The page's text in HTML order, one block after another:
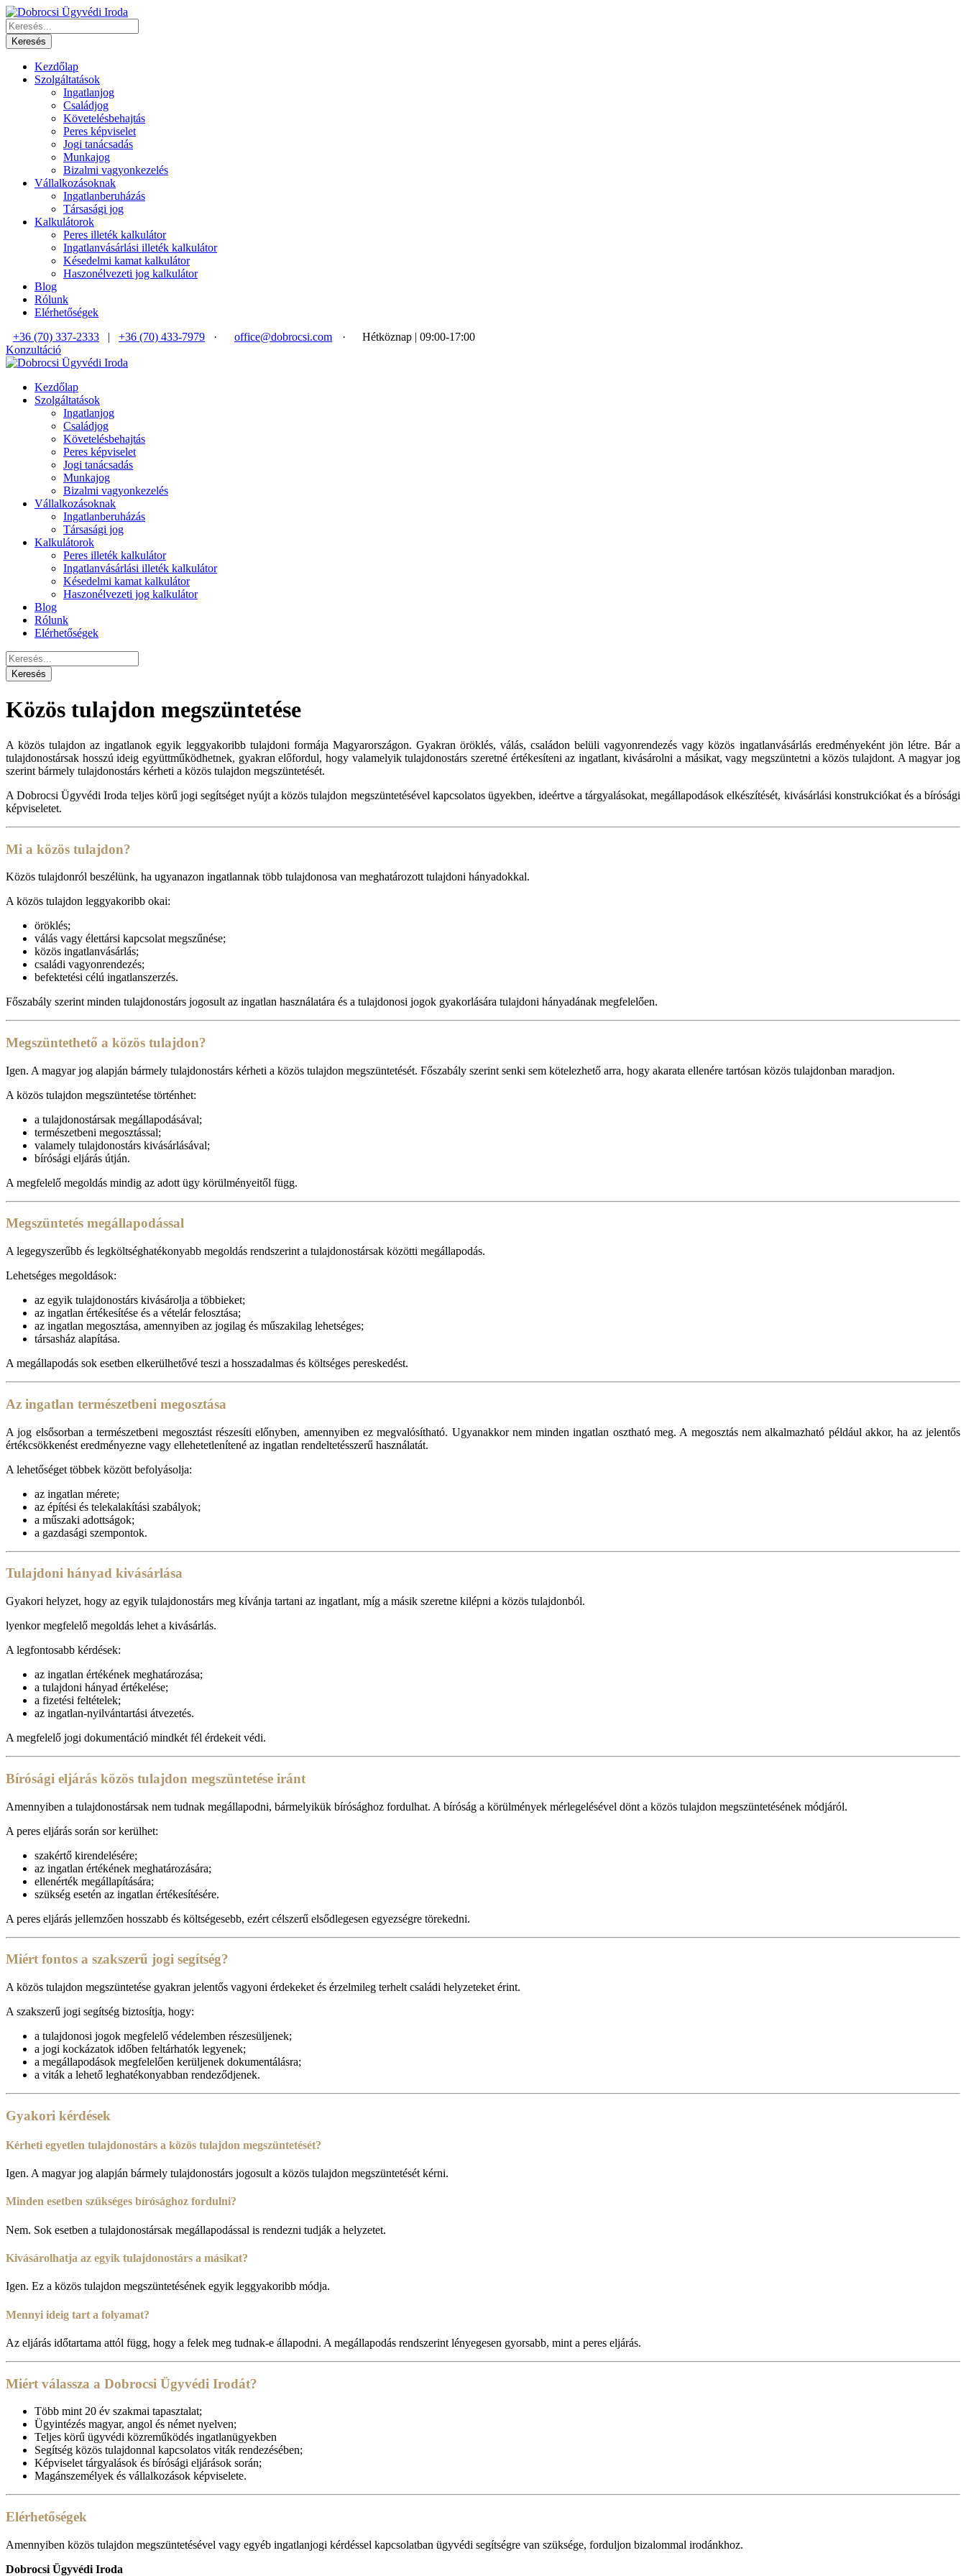
Kezdőlap
Szolgáltatások
Ingatlanjog
Családjog
Követelésbehajtás
Peres képviselet
Jogi tanácsadás
Munkajog
Bizalmi vagyonkezelés
Vállalkozásoknak
Ingatlanberuházás
Társasági jog
Kalkulátorok
Peres illeték kalkulátor
Ingatlanvásárlási illeték kalkulátor
Késedelmi kamat kalkulátor
Haszonélvezeti jog kalkulátor
Blog
Rólunk
Elérhetőségek
+36 (70) 337-2333
| +36 (70) 433-7979 · office@dobrocsi.com ·
Hétköznap | 09:00-17:00
Konzultáció
Kezdőlap
Szolgáltatások
Ingatlanjog
Családjog
Követelésbehajtás
Peres képviselet
Jogi tanácsadás
Munkajog
Bizalmi vagyonkezelés
Vállalkozásoknak
Ingatlanberuházás
Társasági jog
Kalkulátorok
Peres illeték kalkulátor
Ingatlanvásárlási illeték kalkulátor
Késedelmi kamat kalkulátor
Haszonélvezeti jog kalkulátor
Blog
Rólunk
Elérhetőségek
Közös tulajdon megszüntetése
A közös tulajdon az ingatlanok egyik leggyakoribb tulajdoni formája Magyarországon. Gyakran öröklés, válás, családon belüli vagyonrendezés vagy közös ingatlanvásárlás eredményeként jön létre. Bár a
tulajdonostársak hosszú ideig együttműködhetnek, gyakran előfordul, hogy valamelyik tulajdonostárs szeretné értékesíteni az ingatlant, kivásárolni a másikat, vagy megszüntetni a közös tulajdont. A magyar jog
szerint bármely tulajdonostárs kérheti a közös tulajdon megszüntetését.
A Dobrocsi Ügyvédi Iroda teljes körű jogi segítséget nyújt a közös tulajdon megszüntetésével kapcsolatos ügyekben, ideértve a tárgyalásokat, megállapodások elkészítését, kivásárlási konstrukciókat és a bírósági
képviseletet.
Mi a közös tulajdon?
Közös tulajdonról beszélünk, ha ugyanazon ingatlannak több tulajdonosa van meghatározott tulajdoni hányadokkal.
A közös tulajdon leggyakoribb okai:
öröklés;
válás vagy élettársi kapcsolat megszűnése;
közös ingatlanvásárlás;
családi vagyonrendezés;
befektetési célú ingatlanszerzés.
Főszabály szerint minden tulajdonostárs jogosult az ingatlan használatára és a tulajdonosi jogok gyakorlására tulajdoni hányadának megfelelően.
Megszüntethető a közös tulajdon?
Igen. A magyar jog alapján bármely tulajdonostárs kérheti a közös tulajdon megszüntetését. Főszabály szerint senki sem kötelezhető arra, hogy akarata ellenére tartósan közös tulajdonban maradjon.
A közös tulajdon megszüntetése történhet:
a tulajdonostársak megállapodásával;
természetbeni megosztással;
valamely tulajdonostárs kivásárlásával;
bírósági eljárás útján.
A megfelelő megoldás mindig az adott ügy körülményeitől függ.
Megszüntetés megállapodással
A legegyszerűbb és legköltséghatékonyabb megoldás rendszerint a tulajdonostársak közötti megállapodás.
Lehetséges megoldások:
az egyik tulajdonostárs kivásárolja a többieket;
az ingatlan értékesítése és a vételár felosztása;
az ingatlan megosztása, amennyiben az jogilag és műszakilag lehetséges;
társasház alapítása.
A megállapodás sok esetben elkerülhetővé teszi a hosszadalmas és költséges pereskedést.
Az ingatlan természetbeni megosztása
A jog elsősorban a természetbeni megosztást részesíti előnyben, amennyiben ez megvalósítható. Ugyanakkor nem minden ingatlan osztható meg. A megosztás nem alkalmazható például akkor, ha az jelentős
értékcsökkenést eredményezne vagy ellehetetlenítené az ingatlan rendeltetésszerű használatát.
A lehetőséget többek között befolyásolja:
az ingatlan mérete;
az építési és telekalakítási szabályok;
a műszaki adottságok;
a gazdasági szempontok.
Tulajdoni hányad kivásárlása
Gyakori helyzet, hogy az egyik tulajdonostárs meg kívánja tartani az ingatlant, míg a másik szeretne kilépni a közös tulajdonból.
lyenkor megfelelő megoldás lehet a kivásárlás.
A legfontosabb kérdések:
az ingatlan értékének meghatározása;
a tulajdoni hányad értékelése;
a fizetési feltételek;
az ingatlan-nyilvántartási átvezetés.
A megfelelő jogi dokumentáció mindkét fél érdekeit védi.
Bírósági eljárás közös tulajdon megszüntetése iránt
Amennyiben a tulajdonostársak nem tudnak megállapodni, bármelyikük bírósághoz fordulhat. A bíróság a körülmények mérlegelésével dönt a közös tulajdon megszüntetésének módjáról.
A peres eljárás során sor kerülhet:
szakértő kirendelésére;
az ingatlan értékének meghatározására;
ellenérték megállapítására;
szükség esetén az ingatlan értékesítésére.
A peres eljárás jellemzően hosszabb és költségesebb, ezért célszerű elsődlegesen egyezségre törekedni.
Miért fontos a szakszerű jogi segítség?
A közös tulajdon megszüntetése gyakran jelentős vagyoni érdekeket és érzelmileg terhelt családi helyzeteket érint.
A szakszerű jogi segítség biztosítja, hogy:
a tulajdonosi jogok megfelelő védelemben részesüljenek;
a jogi kockázatok időben feltárhatók legyenek;
a megállapodások megfelelően kerüljenek dokumentálásra;
a viták a lehető leghatékonyabban rendeződjenek.
Gyakori kérdések
Kérheti egyetlen tulajdonostárs a közös tulajdon megszüntetését?
Igen. A magyar jog alapján bármely tulajdonostárs jogosult a közös tulajdon megszüntetését kérni.
Minden esetben szükséges bírósághoz fordulni?
Nem. Sok esetben a tulajdonostársak megállapodással is rendezni tudják a helyzetet.
Kivásárolhatja az egyik tulajdonostárs a másikat?
Igen. Ez a közös tulajdon megszüntetésének egyik leggyakoribb módja.
Mennyi ideig tart a folyamat?
Az eljárás időtartama attól függ, hogy a felek meg tudnak-e állapodni. A megállapodás rendszerint lényegesen gyorsabb, mint a peres eljárás.
Miért válassza a Dobrocsi Ügyvédi Irodát?
Több mint 20 év szakmai tapasztalat;
Ügyintézés magyar, angol és német nyelven;
Teljes körű ügyvédi közreműködés ingatlanügyekben
Segítség közös tulajdonnal kapcsolatos viták rendezésében;
Képviselet tárgyalások és bírósági eljárások során;
Magánszemélyek és vállalkozások képviselete.
Elérhetőségek
Amennyiben közös tulajdon megszüntetésével vagy egyéb ingatlanjogi kérdéssel kapcsolatban ügyvédi segítségre van szüksége, forduljon bizalommal irodánkhoz.
Dobrocsi Ügyvédi Iroda